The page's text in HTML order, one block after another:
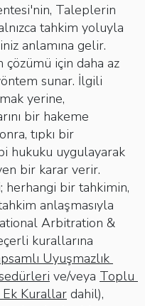
Taleplerin
tahkim yoluyla
anlamına gelir.
çözümü için daha az
sunar. İlgili
yerine,
bir hakeme
tıpkı bir
hukuku uygulayarak
bir karar verir.
herhangi bir tahkimin,
anlaşmasıyla
Arbitration &
kurallarına
Uyuşmazlık
ve/veya Toplu
Ek Kurallar dahil),